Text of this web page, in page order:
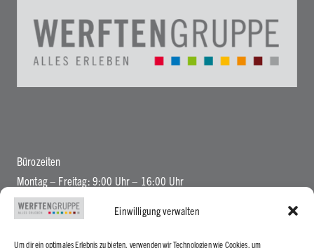
Einwilligung verwalten
Um dir ein optimales Erlebnis zu bieten, verwenden wir Technologien wie Cookies, um
Bürozeiten
Montag – Freitag: 9:00 Uhr – 16:00 Uhr